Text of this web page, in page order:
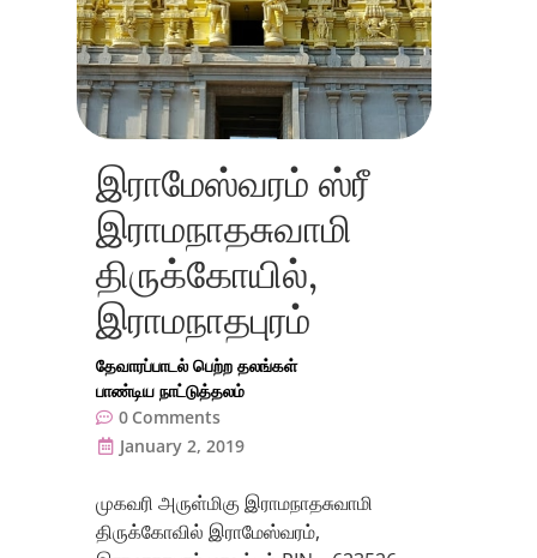
இராமேஸ்வரம் ஸ்ரீ
இராமநாதசுவாமி
திருக்கோயில்,
இராமநாதபுரம்
தேவாரப்பாடல் பெற்ற தலங்கள்
பாண்டிய நாட்டுத்தலம்
0 Comments
January 2, 2019
முகவரி அருள்மிகு இராமநாதசுவாமி
திருக்கோவில் இராமேஸ்வரம்,